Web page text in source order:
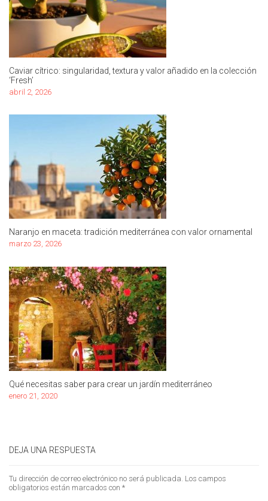
Caviar cítrico: singularidad, textura y valor añadido en la colección
‘Fresh’
abril 2, 2026
Naranjo en maceta: tradición mediterránea con valor ornamental
marzo 23, 2026
Qué necesitas saber para crear un jardín mediterráneo
enero 21, 2020
DEJA UNA RESPUESTA
Tu dirección de correo electrónico no será publicada. Los campos
obligatorios están marcados con *